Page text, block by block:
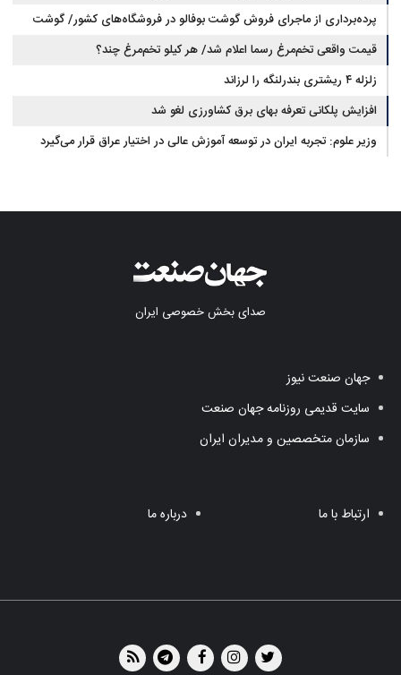
پرده‌برداری از ماجرای فروش گوشت بوفالو در فروشگاه‌های کشور/ گوشت
بوفالو از کجا وارد می‌شود؟/ هر کیلو بوفالو با چه قیمتی به فروش می‌رود؟
قیمت واقعی تخم‌مرغ رسما اعلام شد/ هر کیلو تخم‌مرغ چند؟
زلزله ۴ ریشتری بندرلنگه را لرزاند
افزایش پلکانی تعرفه بهای برق کشاورزی لغو شد
وزیر علوم: تجربه ایران در توسعه آموزش عالی در اختیار عراق قرار می‌گیرد
صدای بخش خصوصی ایران
جهان صنعت نیوز
سایت قدیمی روزنامه جهان صنعت
سازمان متخصصین و مدیران ایران
ارتباط با ما درباره ما